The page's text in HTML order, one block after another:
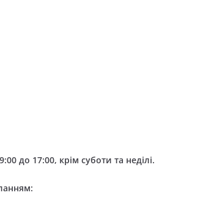
до 17:00, крім суботи та неділі.